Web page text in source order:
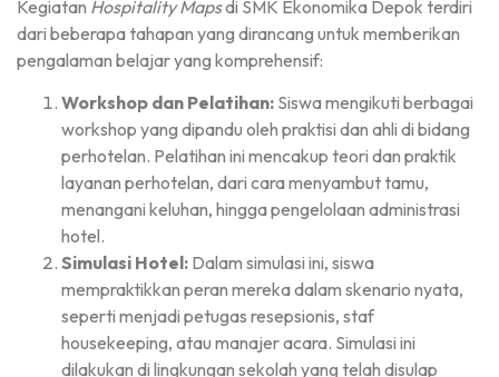
Kegiatan Hospitality Mapsdi SMK Ekonomika Depok terdiri
dari beberapa tahapan yang dirancang untuk memberikan
pengalaman belajar yang komprehensif:
Workshop dan Pelatihan: Siswa mengikuti berbagai
workshop yang dipandu oleh praktisi dan ahli di bidang
perhotelan. Pelatihan ini mencakup teori dan praktik
layanan perhotelan, dari cara menyambut tamu,
menangani keluhan, hingga pengelolaan administrasi
hotel.
Simulasi Hotel: Dalam simulasi ini, siswa
mempraktikkan peran mereka dalam skenario nyata,
seperti menjadi petugas resepsionis, staf
housekeeping, atau manajer acara. Simulasi ini
dilakukan di lingkungan sekolah yang telah disulap